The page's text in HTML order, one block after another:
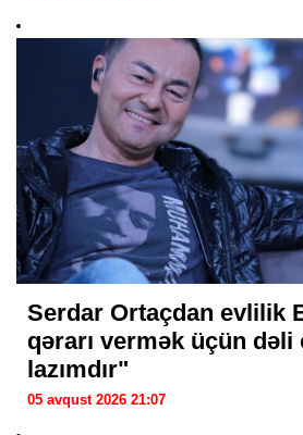
Serdar Ortaçdan evlilik
qərarı vermək üçün dəli
lazımdır"
05 avqust 2026 21:07